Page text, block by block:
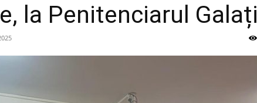
la Penitenciarul Galați